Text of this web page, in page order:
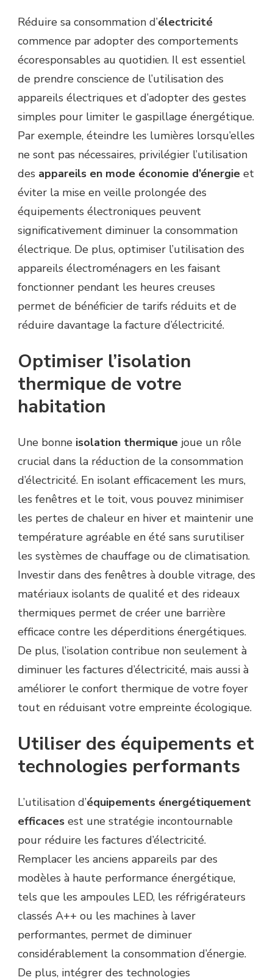
Réduire sa consommation d’électricité
commence par adopter des comportements
écoresponsables au quotidien. Il est essentiel
de prendre conscience de l’utilisation des
appareils électriques et d’adopter des gestes
simples pour limiter le gaspillage énergétique.
Par exemple, éteindre les lumières lorsqu’elles
ne sont pas nécessaires, privilégier l’utilisation
des appareils en mode économie d’énergie et
éviter la mise en veille prolongée des
équipements électroniques peuvent
significativement diminuer la consommation
électrique. De plus, optimiser l’utilisation des
appareils électroménagers en les faisant
fonctionner pendant les heures creuses
permet de bénéficier de tarifs réduits et de
réduire davantage la facture d’électricité.
Optimiser l’isolation
thermique de votre
habitation
Une bonne isolation thermique joue un rôle
crucial dans la réduction de la consommation
d’électricité. En isolant efficacement les murs,
les fenêtres et le toit, vous pouvez minimiser
les pertes de chaleur en hiver et maintenir une
température agréable en été sans surutiliser
les systèmes de chauffage ou de climatisation.
Investir dans des fenêtres à double vitrage, des
matériaux isolants de qualité et des rideaux
thermiques permet de créer une barrière
efficace contre les déperditions énergétiques.
De plus, l’isolation contribue non seulement à
diminuer les factures d’électricité, mais aussi à
améliorer le confort thermique de votre foyer
tout en réduisant votre empreinte écologique.
Utiliser des équipements et
technologies performants
L’utilisation d’équipements énergétiquement
efficaces est une stratégie incontournable
pour réduire les factures d’électricité.
Remplacer les anciens appareils par des
modèles à haute performance énergétique,
tels que les ampoules LED, les réfrigérateurs
classés A++ ou les machines à laver
performantes, permet de diminuer
considérablement la consommation d’énergie.
De plus, intégrer des technologies